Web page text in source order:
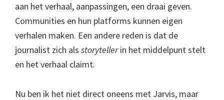
aan het verhaal, aanpassingen, een draai geven.
Communities en hun platforms kunnen eigen
verhalen maken. Een andere reden is dat de
journalist zich als storytellerin het middelpunt stelt
en het verhaal claimt.
Nu ben ik het niet direct oneens met Jarvis, maar